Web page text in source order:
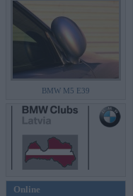
BMW M5 E39
Online